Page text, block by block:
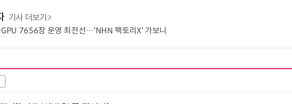
기사 더보기
GPU 7656장 운영 최전선…'NHN 팩토리X' 가보니